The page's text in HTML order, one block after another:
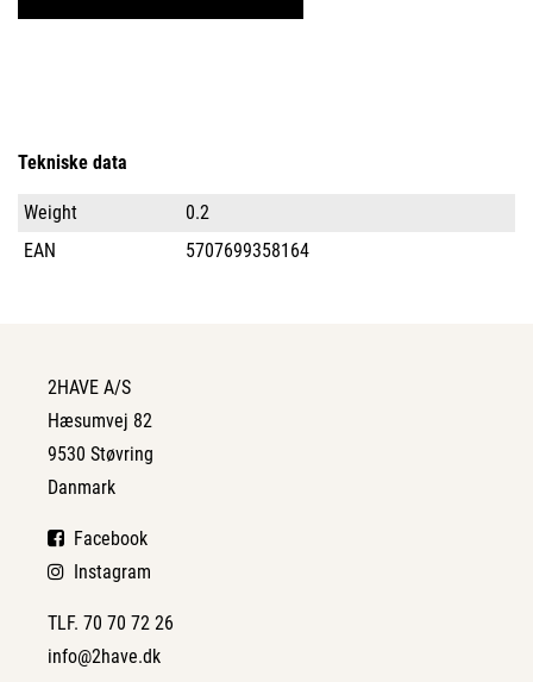
Tekniske data
Weight
0.2
EAN
5707699358164
2HAVE A/S
Hæsumvej 82
9530 Støvring
Danmark
Facebook
Instagram
TLF. 70 70 72 26
info@2have.dk